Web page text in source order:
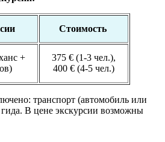
Стоимость
+
375 € (1-3 чел.),
400 € (4-5 чел.)
транспорт (автомобиль или
В цене экскурсии возможны